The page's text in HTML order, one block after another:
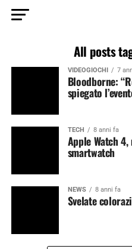
All posts
VIDEOGIOCHI 7
Bloodborne:
spiegato
TECH 8 anni fa
Apple Watch
smartwatch
NEWS 8 anni fa
Svelate